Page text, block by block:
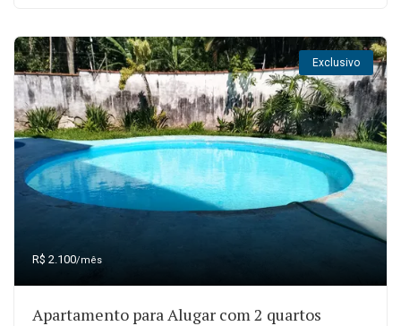
Exclusivo
R$ 2.100/mês
Apartamento para Alugar com 2 quartos